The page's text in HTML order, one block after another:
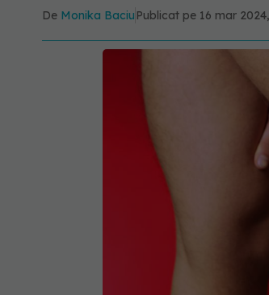
De Monika Baciu Publicat pe 16 mar